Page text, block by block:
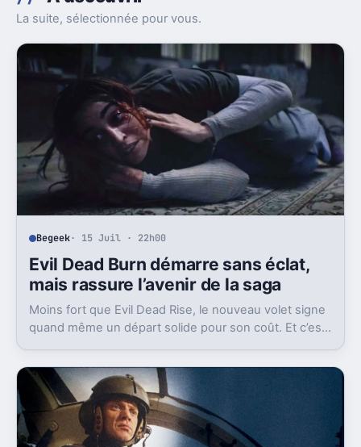
La suite, sélectionnée pour vous.
Begeek· 15 Juil · 22h00
Evil Dead Burn démarre sans éclat,
mais rassure l’avenir de la saga
Moins fort que Evil Dead Rise, le nouveau volet signe
quand même un départ solide pour son coût. Et c’est